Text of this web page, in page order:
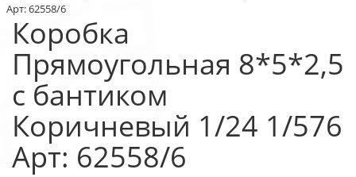
Арт: 62558/6
Коробка
Прямоугольная 8*5*2,5
с бантиком
Коричневый 1/24 1/576
Арт: 62558/6